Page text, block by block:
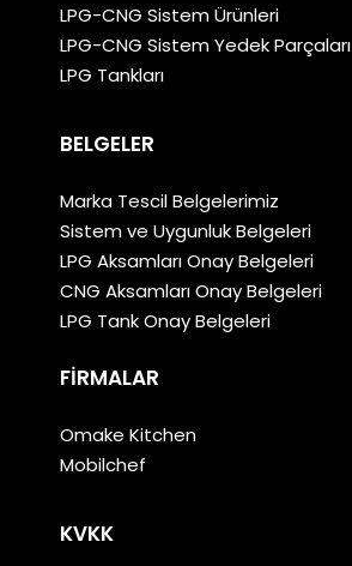
LPG-CNG Sistem Ürünleri
LPG-CNG Sistem Yedek Parçaları
LPG Tankları
BELGELER
Marka Tescil Belgelerimiz
Sistem ve Uygunluk Belgeleri
LPG Aksamları Onay Belgeleri
CNG Aksamları Onay Belgeleri
LPG Tank Onay Belgeleri
FIRMALAR
Omake Kitchen
Mobilchef
KVKK